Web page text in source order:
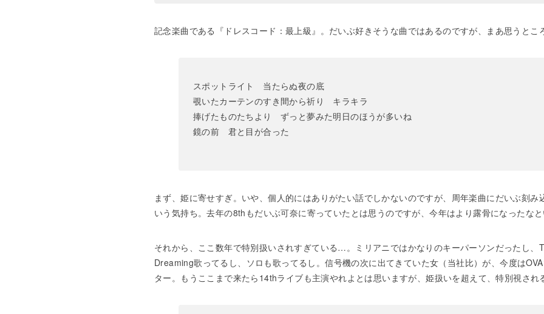
記念楽曲である『ドレスコード：最上級』。だいぶ好きそうな曲ではあるのですが、まあ思うとこ
スポットライト 当たらぬ夜の底
覗いたカーテンのすき間から祈り キラキラ
捧げたものたちより ずっと夢みた明日のほうが多いね
鏡の前 君と目が合った
まず、姫に寄せすぎ。いや、個人的にはありがたい話でしかないのですが、周年楽曲にだいぶ刻
いう気持ち。去年の8thもだいぶ可奈に寄っていたとは思うのですが、今年はより露骨になったな
それから、ここ数年で特別扱いされすぎている…。ミリアニではかなりのキーパーソンだったし
Dreaming歌ってるし、ソロも歌ってるし。信号機の次に出てきていた女（当社比）が、今度は
ター。もうここまで来たら14thライブも主演やれよとは思いますが、姫扱いを超えて、特別視さ